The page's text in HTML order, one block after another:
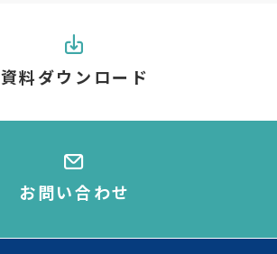
資料ダウンロード
お問い合わせ